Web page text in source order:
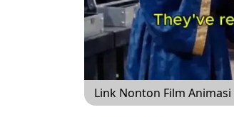
Link Nonton Film Animasi